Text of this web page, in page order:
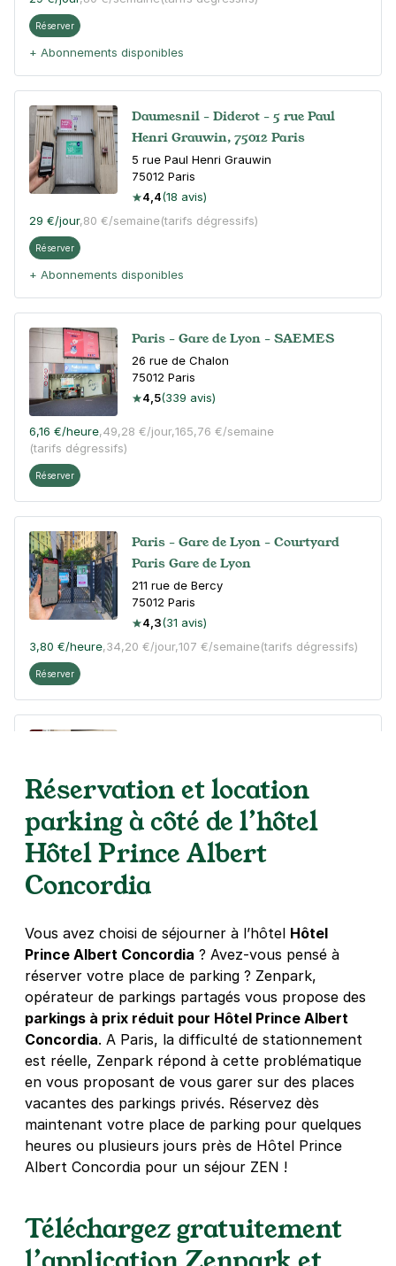
Réserver
+ Abonnements disponibles
Daumesnil - Diderot - 5 rue Paul
Henri Grauwin, 75012 Paris
5 rue Paul Henri Grauwin
75012 Paris
4,4(18 avis)
29 €/jour,80 €/semaine(tarifs dégressifs)
Réserver
+ Abonnements disponibles
Paris - Gare de Lyon - SAEMES
26 rue de Chalon
75012 Paris
4,5(339 avis)
6,16 €/heure,49,28 €/jour,165,76 €/semaine
(tarifs dégressifs)
Réserver
Paris - Gare de Lyon - Courtyard
Paris Gare de Lyon
211 rue de Bercy
75012 Paris
4,3(31 avis)
3,80 €/heure,34,20 €/jour,107 €/semaine(tarifs dégressifs)
Réserver
75012
4,3(1292 avis)
3 €/heure,29 €/jour,80 €/semaine(tarifs dégressifs)
Réserver
+ Abonnements disponibles
Paris - Mairie du 12e - Jardin de
Reuilly
183 rue de Charenton
75012Paris
4,4
(398 avis)
2,50 € /heure,27 €/jour,81 €/semaine(tarifs dégressifs)
Réserver
+ Abonnements disponibles
Paris - Montgallet - Daumesnil
4,3(653 avis)
Réservation et location
parking à côté de l’hôtel
Hôtel Prince Albert
Concordia
Vous avez choisi de séjourner à l’hôtel Hôtel
Prince Albert Concordia ? Avez-vous pensé à
réserver votre place de parking ? Zenpark,
opérateur de parkings partagés vous propose des
parkings à prix réduit pour Hôtel Prince Albert
Concordia. A Paris, la difficulté de stationnement
est réelle, Zenpark répond à cette problématique
en vous proposant de vous garer sur des places
vacantes des parkings privés. Réservez dès
maintenant votre place de parking pour quelques
heures ou plusieurs jours près de Hôtel Prince
Albert Concordia pour un séjour ZEN !
Téléchargez gratuitement